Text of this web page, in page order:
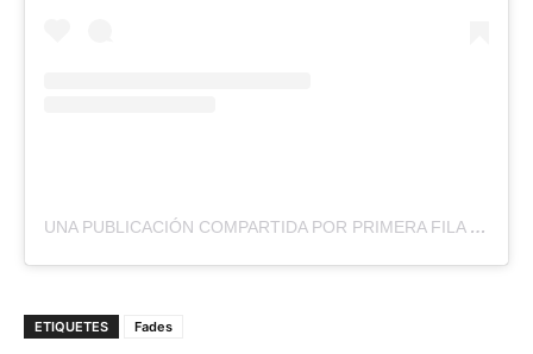
UNA PUBLICACIÓN COMPARTIDA POR PRIMERA FILA (@PRIMERAFILA.CAT)
ETIQUETES Fades